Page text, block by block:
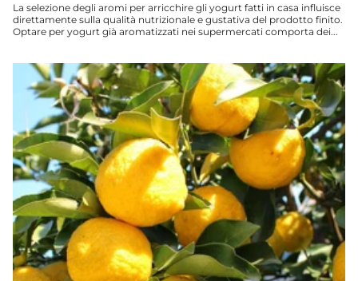
La selezione degli aromi per arricchire gli yogurt fatti in casa influisce
direttamente sulla qualità nutrizionale e gustativa del prodotto finito.
Optare per yogurt già aromatizzati nei supermercati comporta dei...